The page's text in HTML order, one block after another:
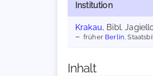
Institution
Krakau, Bibl.
früher Berlin ,
Inhalt